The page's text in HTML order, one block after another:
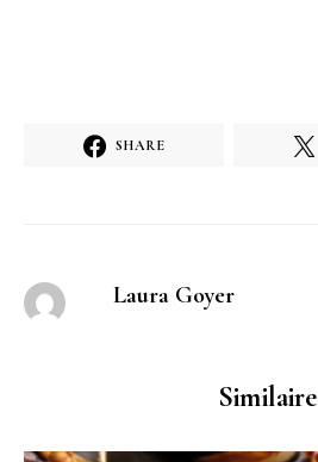
SHARE
Laura Goyer
Similaire